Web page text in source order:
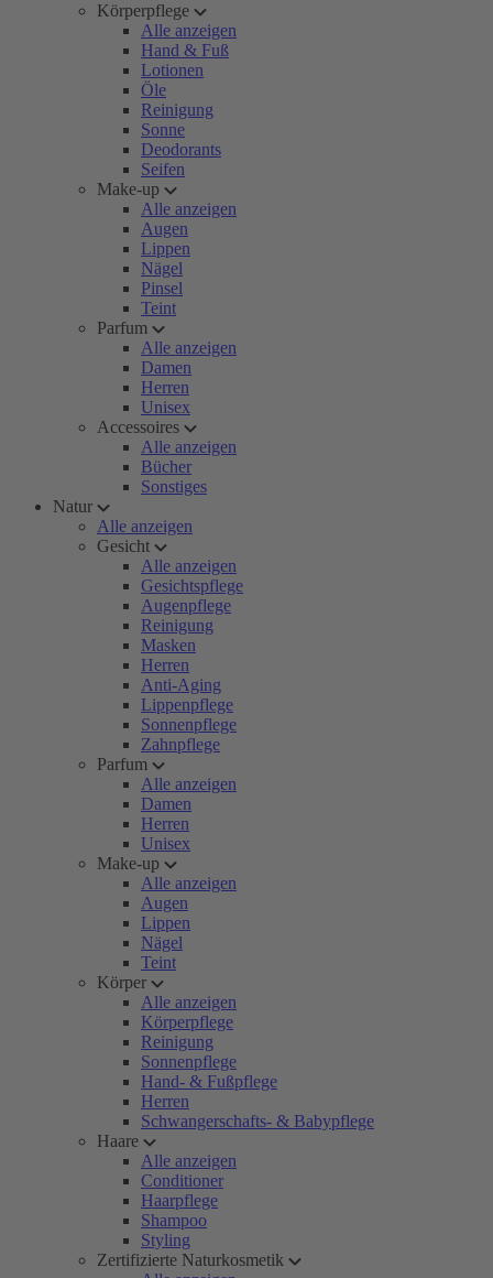
Körperpflege
Alle anzeigen
Hand & Fuß
Lotionen
Öle
Reinigung
Sonne
Deodorants
Seifen
Make-up
Alle anzeigen
Augen
Lippen
Nägel
Pinsel
Teint
Parfum
Alle anzeigen
Damen
Herren
Unisex
Accessoires
Alle anzeigen
Bücher
Sonstiges
Natur
Alle anzeigen
Gesicht
Alle anzeigen
Gesichtspflege
Augenpflege
Reinigung
Masken
Herren
Anti-Aging
Lippenpflege
Sonnenpflege
Zahnpflege
Parfum
Alle anzeigen
Damen
Herren
Unisex
Make-up
Alle anzeigen
Augen
Lippen
Nägel
Teint
Körper
Alle anzeigen
Körperpflege
Reinigung
Sonnenpflege
Hand- & Fußpflege
Herren
Schwangerschafts- & Babypflege
Haare
Alle anzeigen
Conditioner
Haarpflege
Shampoo
Styling
Zertifizierte Naturkosmetik